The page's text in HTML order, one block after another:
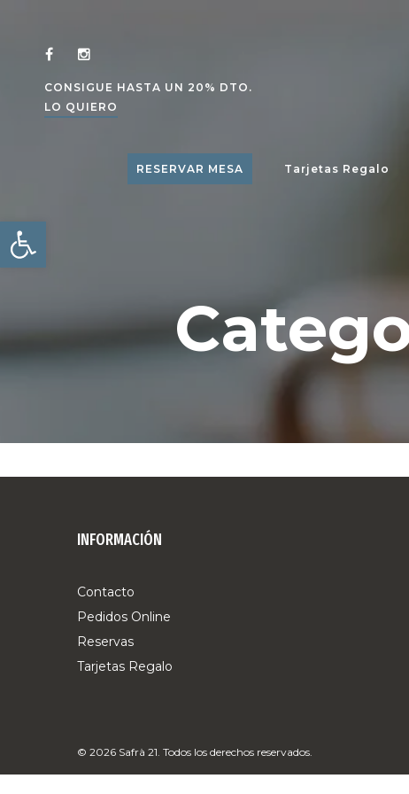
Abrir barra de herramientas
CONSIGUE HASTA UN 20% DTO.
LO QUIERO
RESERVAR MESA Tarjetas Regalo
INFORMACIÓN
Contacto
Pedidos Online
Reservas
Tarjetas Regalo
© 2026 Safrà 21. Todos los derechos reservados.